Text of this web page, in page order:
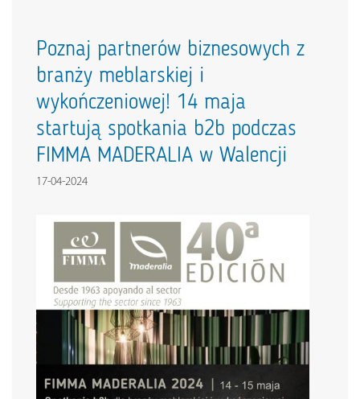
Poznaj partnerów biznesowych z
branży meblarskiej i
wykończeniowej! 14 maja
startują spotkania b2b podczas
FIMMA MADERALIA w Walencji
17-04-2024